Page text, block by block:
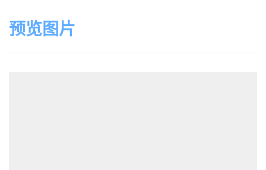
预览图片